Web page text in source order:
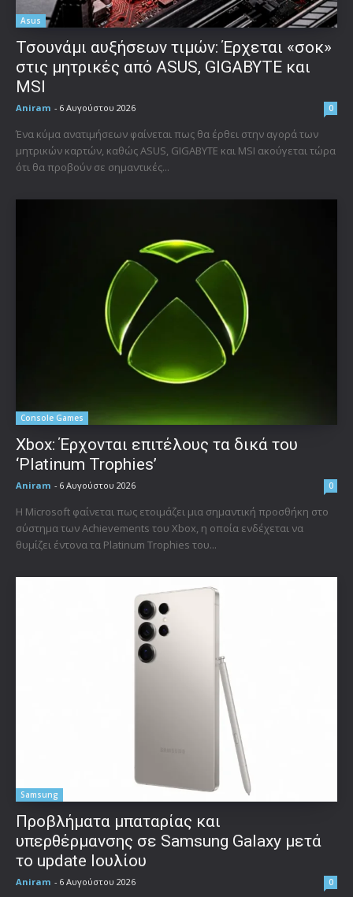
Asus
Τσουνάμι αυξήσεων τιμών: Έρχεται «σοκ»
στις μητρικές από ASUS, GIGABYTE και
MSI
Aniram - 6 Αυγούστου 2026 0
Ένα κύμα ανατιμήσεων φαίνεται πως θα έρθει στην αγορά των
μητρικών καρτών, καθώς ASUS, GIGABYTE και MSI ακούγεται τώρα
ότι θα προβούν σε σημαντικές...
Console Games
Xbox: Έρχονται επιτέλους τα δικά του
‘Platinum Trophies’
Aniram - 6 Αυγούστου 2026 0
Η Microsoft φαίνεται πως ετοιμάζει μια σημαντική προσθήκη στο
σύστημα των Achievements του Xbox, η οποία ενδέχεται να
θυμίζει έντονα τα Platinum Trophies του...
Samsung
Προβλήματα μπαταρίας και
υπερθέρμανσης σε Samsung Galaxy μετά
το update Ιουλίου
Aniram - 6 Αυγούστου 2026 0